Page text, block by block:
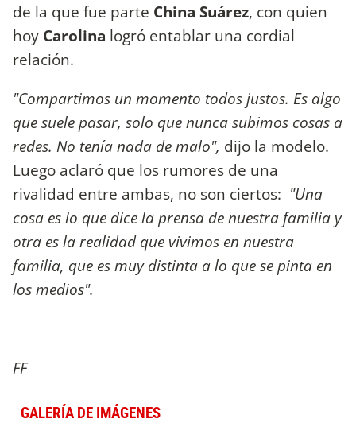
de la que fue parte China Suárez, con quien
hoy Carolina logró entablar una cordial
relación.
"Compartimos un momento todos justos. Es algo
que suele pasar, solo que nunca subimos cosas a
redes. No tenía nada de malo", dijo la modelo.
Luego aclaró que los rumores de una
rivalidad entre ambas, no son ciertos: "Una
cosa es lo que dice la prensa de nuestra familia y
otra es la realidad que vivimos en nuestra
familia, que es muy distinta a lo que se pinta en
los medios".
FF
GALERÍA DE IMÁGENES